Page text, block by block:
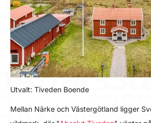
Utvalt: Tiveden Boende
Mellan Närke och Västergötland ligger